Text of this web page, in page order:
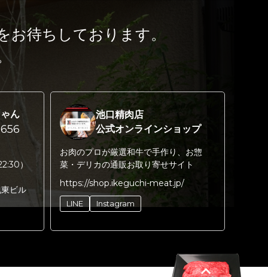
お待ちしております。
ん
）
ビル
池口精肉店
公式オンラインショップ
お肉のプロが厳選和牛で手作り、お惣
菜・デリカの通販お取り寄せサイト
https://shop.ikeguchi-meat.jp/
LINE Instagram